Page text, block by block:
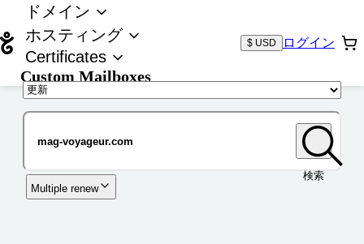
ドメイン
ホスティング
Certificates
Custom Mailboxes
$ USD ログイン
検索
Multiple renew